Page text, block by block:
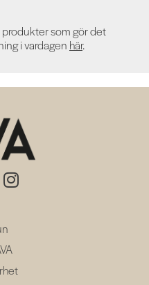
som gör det
i vardagen här.